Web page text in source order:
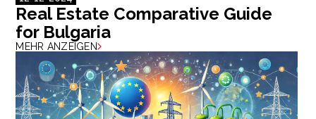
Real Estate Comparative Guide
for Bulgaria
MEHR ANZEIGEN